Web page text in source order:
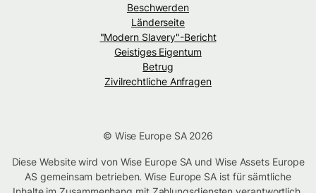
Beschwerden
Länderseite
"Modern Slavery"-Bericht
Geistiges Eigentum
Betrug
Zivilrechtliche Anfragen
© Wise Europe SA 2026
Diese Website wird von Wise Europe SA und Wise Assets Europe
AS gemeinsam betrieben. Wise Europe SA ist für sämtliche